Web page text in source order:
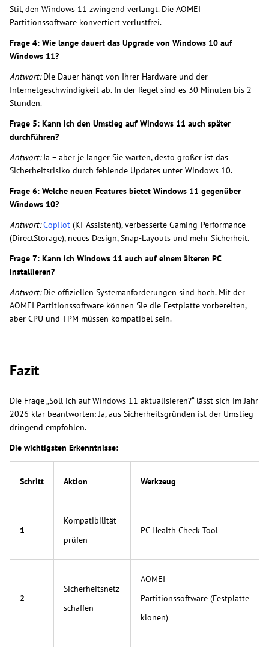
Stil, den Windows 11 zwingend verlangt. Die AOMEI
Partitionssoftware konvertiert verlustfrei.
Frage 4: Wie lange dauert das Upgrade von Windows 10 auf
Windows 11?
Antwort:Die Dauer hängt von Ihrer Hardware und der
Internetgeschwindigkeit ab. In der Regel sind es 30 Minuten bis 2
Stunden.
Frage 5: Kann ich den Umstieg auf Windows 11 auch später
durchführen?
Antwort:Ja – aber je länger Sie warten, desto größer ist das
Sicherheitsrisiko durch fehlende Updates unter Windows 10.
Frage 6: Welche neuen Features bietet Windows 11 gegenüber
Windows 10?
Antwort: Copilot (KI-Assistent), verbesserte Gaming-Performance
(DirectStorage), neues Design, Snap-Layouts und mehr Sicherheit.
Frage 7: Kann ich Windows 11 auch auf einem älteren PC
installieren?
Antwort:Die offiziellen Systemanforderungen sind hoch. Mit der
AOMEI Partitionssoftware können Sie die Festplatte vorbereiten,
aber CPU und TPM müssen kompatibel sein.
Fazit
Die Frage „Soll ich auf Windows 11 aktualisieren?“ lässt sich im Jahr
2026 klar beantworten: Ja, aus Sicherheitsgründen ist der Umstieg
dringend empfohlen.
Die wichtigsten Erkenntnisse:
Schritt Aktion Werkzeug
1
Kompatibilität
prüfen
PC Health Check Tool
2
Sicherheitsnetz
schaffen
AOMEI
Partitionssoftware (Festplatte
klonen)